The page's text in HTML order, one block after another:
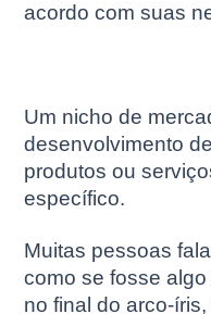
acordo com suas
Um nicho de
desenvolvimento
produtos ou
específico.
Muitas pessoas
como se fosse
no final do arco-